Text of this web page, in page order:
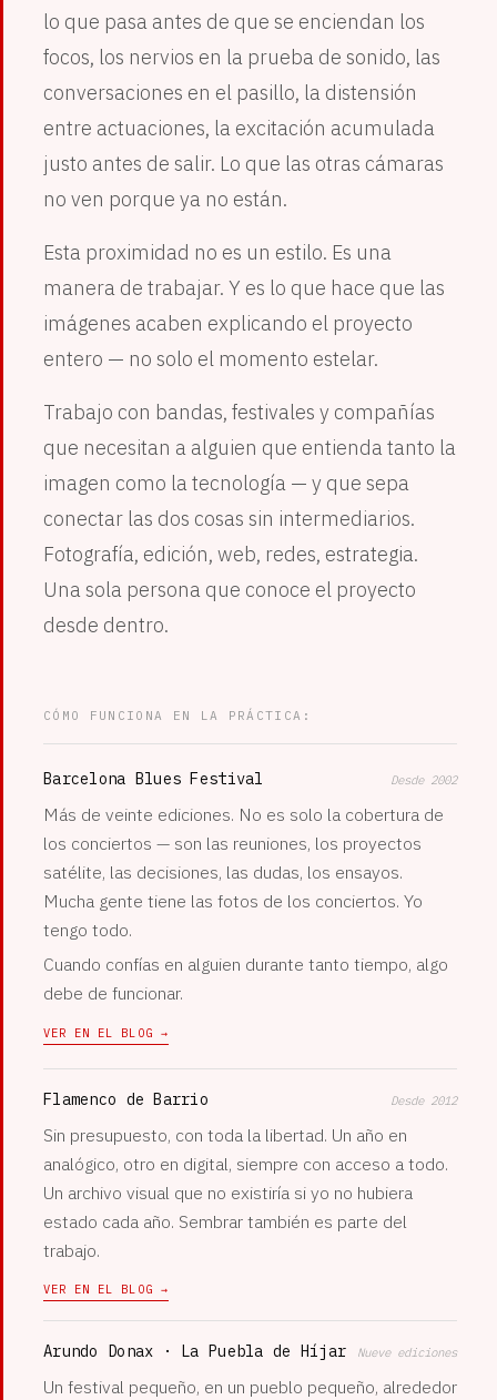
lo que pasa antes de que se enciendan los
focos, los nervios en la prueba de sonido, las
conversaciones en el pasillo, la distensión
entre actuaciones, la excitación acumulada
justo antes de salir. Lo que las otras cámaras
no ven porque ya no están.
Esta proximidad no es un estilo. Es una
manera de trabajar. Y es lo que hace que las
imágenes acaben explicando el proyecto
entero — no solo el momento estelar.
Trabajo con bandas, festivales y compañías
que necesitan a alguien que entienda tanto la
imagen como la tecnología — y que sepa
conectar las dos cosas sin intermediarios.
Fotografía, edición, web, redes, estrategia.
Una sola persona que conoce el proyecto
desde dentro.
CÓMO FUNCIONA EN LA PRÁCTICA:
Barcelona Blues Festival Desde 2002
Más de veinte ediciones. No es solo la cobertura de
los conciertos — son las reuniones, los proyectos
satélite, las decisiones, las dudas, los ensayos.
Mucha gente tiene las fotos de los conciertos. Yo
tengo todo.
Cuando confías en alguien durante tanto tiempo, algo
debe de funcionar.
VER EN EL BLOG →
Flamenco de Barrio Desde 2012
Sin presupuesto, con toda la libertad. Un año en
analógico, otro en digital, siempre con acceso a todo.
Un archivo visual que no existiría si yo no hubiera
estado cada año. Sembrar también es parte del
trabajo.
VER EN EL BLOG →
Arundo Donax · La Puebla de Híjar Nueve ediciones
Un festival pequeño, en un pueblo pequeño, alrededor